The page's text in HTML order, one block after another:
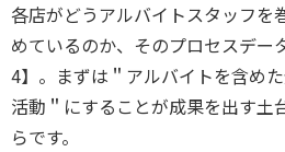
各店がどうアルバイトスタッフを
めているのか、そのプロセスデー
4】。まずは＂アルバイトを含め
活動＂にすることが成果を出す土
らです。